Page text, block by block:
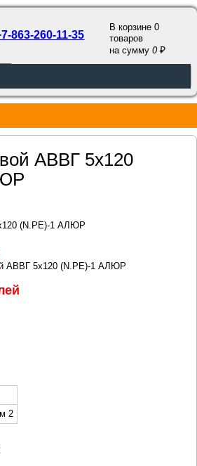
863-260-11-35
В корзине 0
товаров
на сумму0
АВВГ 5х120
(N.PE)-1 АЛЮР
АВВГ 5х120 (N.PE)-1 АЛЮР
2